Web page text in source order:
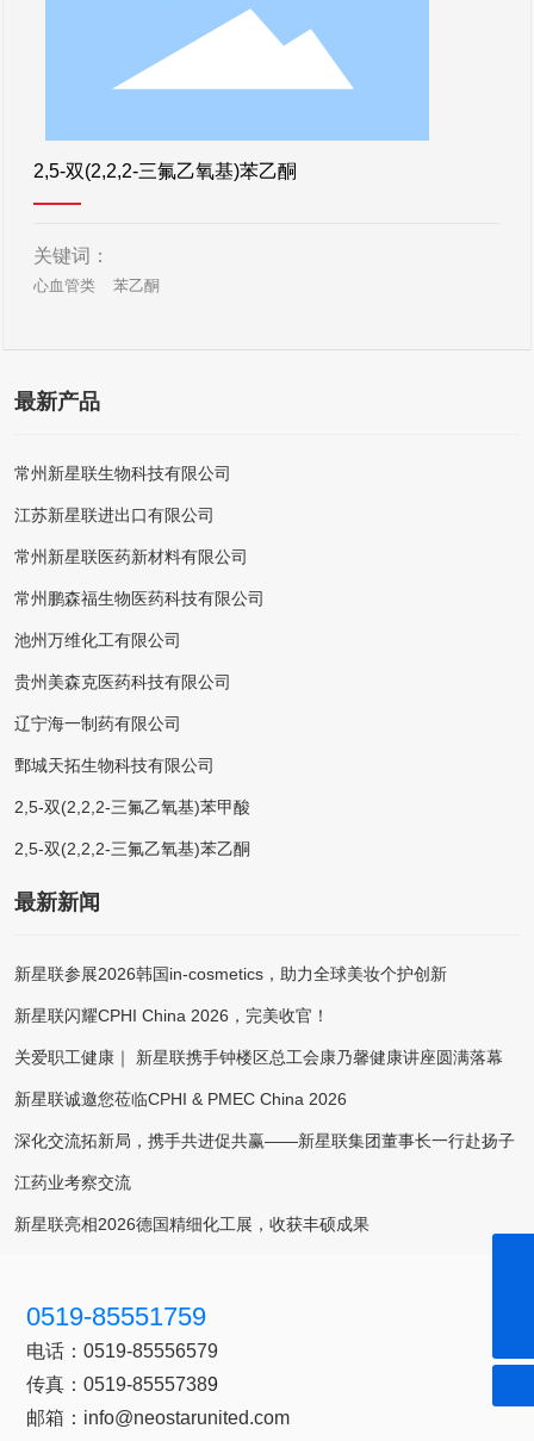
2,5-双(2,2,2-三氟乙氧基)苯乙酮
关键词：
心血管类 苯乙酮
最新产品
常州新星联生物科技有限公司
江苏新星联进出口有限公司
常州新星联医药新材料有限公司
常州鹏森福生物医药科技有限公司
池州万维化工有限公司
贵州美森克医药科技有限公司
辽宁海一制药有限公司
鄄城天拓生物科技有限公司
2,5-双(2,2,2-三氟乙氧基)苯甲酸
2,5-双(2,2,2-三氟乙氧基)苯乙酮
最新新闻
新星联参展2026韩国in-cosmetics，助力全球美妆个护创新
新星联闪耀CPHI China 2026，完美收官！
关爱职工健康｜ 新星联携手钟楼区总工会康乃馨健康讲座圆满落幕
新星联诚邀您莅临CPHI & PMEC China 2026
深化交流拓新局，携手共进促共赢——新星联集团董事长一行赴扬子
江药业考察交流
新星联亮相2026德国精细化工展，收获丰硕成果
0519-85551759
电话：0519-85556579
传真：0519-85557389
邮箱： info@neostarunited.com